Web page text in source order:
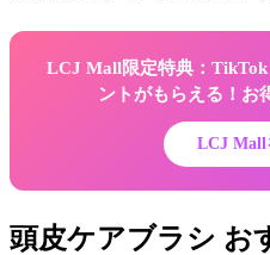
LCJ Mall限定特典：TikTok
ントがもらえる！お
LCJ
頭皮ケアブラシ お